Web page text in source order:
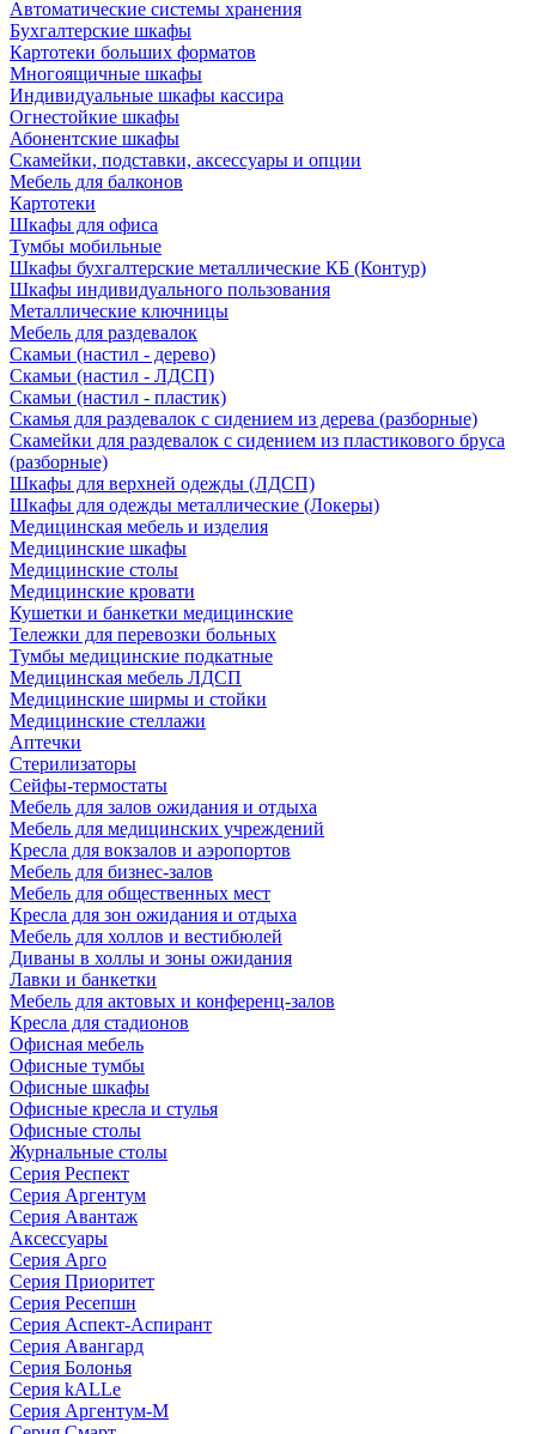
Автоматические системы хранения
Бухгалтерские шкафы
Картотеки больших форматов
Многоящичные шкафы
Индивидуальные шкафы кассира
Огнестойкие шкафы
Абонентские шкафы
Скамейки, подставки, аксессуары и опции
Мебель для балконов
Картотеки
Шкафы для офиса
Тумбы мобильные
Шкафы бухгалтерские металлические КБ (Контур)
Шкафы индивидуального пользования
Металлические ключницы
Мебель для раздевалок
Скамьи (настил - дерево)
Скамьи (настил - ЛДСП)
Скамьи (настил - пластик)
Скамья для раздевалок с сидением из дерева (разборные)
Скамейки для раздевалок с сидением из пластикового бруса
(разборные)
Шкафы для верхней одежды (ЛДСП)
Шкафы для одежды металлические (Локеры)
Медицинская мебель и изделия
Медицинские шкафы
Медицинские столы
Медицинские кровати
Кушетки и банкетки медицинские
Тележки для перевозки больных
Тумбы медицинские подкатные
Медицинская мебель ЛДСП
Медицинские ширмы и стойки
Медицинские стеллажи
Аптечки
Стерилизаторы
Сейфы-термостаты
Мебель для залов ожидания и отдыха
Мебель для медицинских учреждений
Кресла для вокзалов и аэропортов
Мебель для бизнес-залов
Мебель для общественных мест
Кресла для зон ожидания и отдыха
Мебель для холлов и вестибюлей
Диваны в холлы и зоны ожидания
Лавки и банкетки
Мебель для актовых и конференц-залов
Кресла для стадионов
Офисная мебель
Офисные тумбы
Офисные шкафы
Офисные кресла и стулья
Офисные столы
Журнальные столы
Серия Респект
Серия Аргентум
Серия Авантаж
Аксессуары
Серия Арго
Серия Приоритет
Серия Ресепшн
Серия Аспект-Аспирант
Серия Авангард
Серия Болонья
Серия kALLe
Серия Аргентум-М